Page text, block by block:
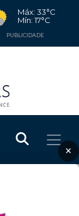
Máx: 33°C
Mín: 17°C
PUBLICIDADE
×